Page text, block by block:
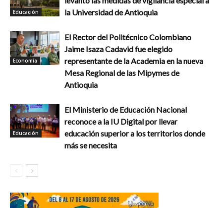
Educación
la Universidad de Antioquia
Economía
El Rector del Politécnico Colombiano
Jaime Isaza Cadavid fue elegido
representante de la Academia en la nueva
Mesa Regional de las Mipymes de
Antioquia
Educación
El Ministerio de Educación Nacional
reconoce a la IU Digital por llevar
educación superior a los territorios donde
más se necesita